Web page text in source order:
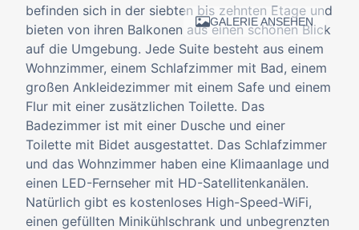
GALERIE ANSEHEN
befinden sich in der siebten bis zehnten Etage und
bieten von ihren Balkonen aus einen schönen Blick
auf die Umgebung. Jede Suite besteht aus einem
Wohnzimmer, einem Schlafzimmer mit Bad, einem
großen Ankleidezimmer mit einem Safe und einem
Flur mit einer zusätzlichen Toilette. Das
Badezimmer ist mit einer Dusche und einer
Toilette mit Bidet ausgestattet. Das Schlafzimmer
und das Wohnzimmer haben eine Klimaanlage und
einen LED-Fernseher mit HD-Satellitenkanälen.
Natürlich gibt es kostenloses High-Speed-WiFi,
einen gefüllten Minikühlschrank und unbegrenzten